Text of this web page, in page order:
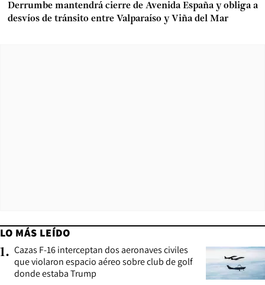
Derrumbe mantendrá cierre de Avenida España y obliga a
desvíos de tránsito entre Valparaíso y Viña del Mar
LO MÁS LEÍDO
1. Cazas F-16 interceptan dos aeronaves civiles
que violaron espacio aéreo sobre club de golf
donde estaba Trump